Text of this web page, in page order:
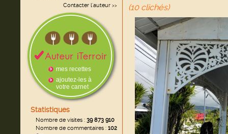
Contacter l'auteur >>
mes recettes
ajoutez-les à
votre carnet
Statistiques
Nombre de visites : 39 873 910
Nombre de commentaires : 102
(10 clichés)